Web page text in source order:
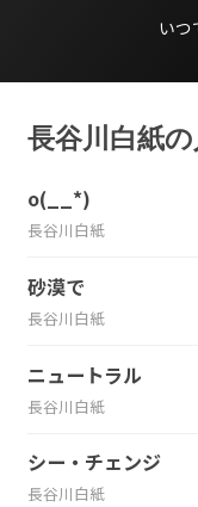
いつ
長谷川白紙
o(__*)
長谷川白紙
砂漠で
長谷川白紙
ニュートラル
長谷川白紙
シー・チェンジ
長谷川白紙